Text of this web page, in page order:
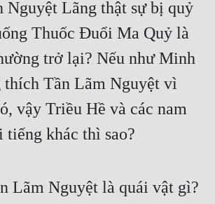
Nguyệt Lãng thật sự bị quỷ
Thuốc Đuổi Ma Quỷ là
trở lại? Nếu như Minh
thích Tần Lãm Nguyệt vì
vậy Triều Hề và các nam
khác thì sao?
Lãm Nguyệt là quái vật gì?